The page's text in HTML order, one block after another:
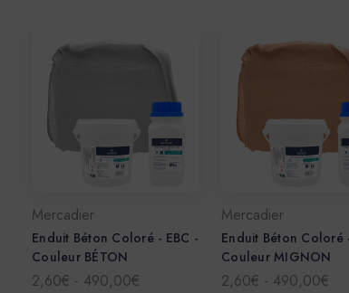
Mercadier
Enduit Béton Coloré - EBC -
Couleur BÉTON
2,60€ - 490,00€
Mercadier
Enduit Béton Coloré
Couleur MIGNON
2,60€ - 490,00€